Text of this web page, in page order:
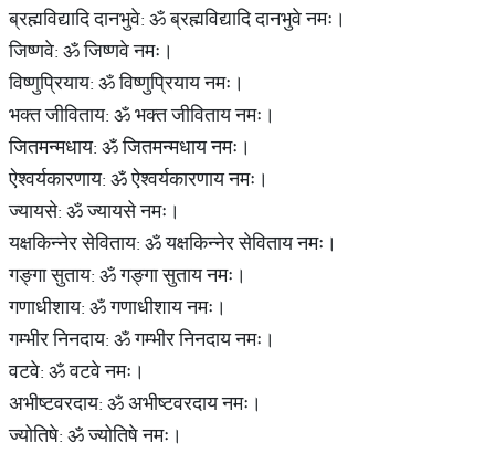
ब्रह्मविद्यादि दानभुवे: ॐ ब्रह्मविद्यादि दानभुवे नमः।
जिष्णवे: ॐ जिष्णवे नमः।
विष्णुप्रियाय: ॐ विष्णुप्रियाय नमः।
भक्त जीविताय: ॐ भक्त जीविताय नमः।
जितमन्मधाय: ॐ जितमन्मधाय नमः।
ऐश्वर्यकारणाय: ॐ ऐश्वर्यकारणाय नमः।
ज्यायसे: ॐ ज्यायसे नमः।
यक्षकिन्नेर सेविताय: ॐ यक्षकिन्नेर सेविताय नमः।
गङ्गा सुताय: ॐ गङ्गा सुताय नमः।
गणाधीशाय: ॐ गणाधीशाय नमः।
गम्भीर निनदाय: ॐ गम्भीर निनदाय नमः।
वटवे: ॐ वटवे नमः।
अभीष्टवरदाय: ॐ अभीष्टवरदाय नमः।
ज्योतिषे: ॐ ज्योतिषे नमः।